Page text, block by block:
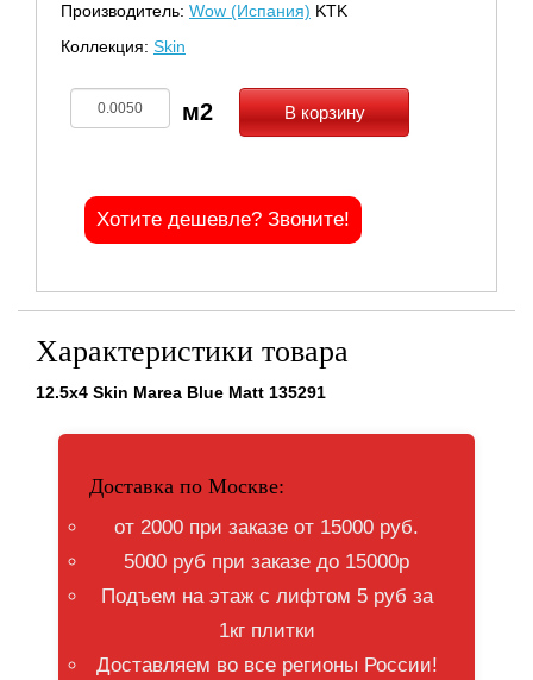
Производитель: Wow (Испания) KTK
Коллекция: Skin
В корзину
Хотите дешевле? Звоните!
Характеристики товара
12.5x4 Skin Marea Blue Matt 135291
Доставка по Москве:
от 2000 при заказе от 15000 руб.
5000 руб при заказе до 15000р
Подъем на этаж с лифтом 5 руб за
1кг плитки
Доставляем во все регионы России!